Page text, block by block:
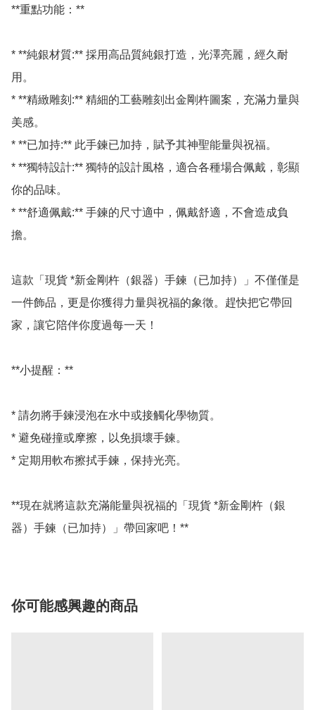
**重點功能：**
* **純銀材質:** 採用高品質純銀打造，光澤亮麗，經久耐
用。
* **精緻雕刻:** 精細的工藝雕刻出金剛杵圖案，充滿力量與
美感。
* **已加持:** 此手鍊已加持，賦予其神聖能量與祝福。
* **獨特設計:** 獨特的設計風格，適合各種場合佩戴，彰顯
你的品味。
* **舒適佩戴:** 手鍊的尺寸適中，佩戴舒適，不會造成負
擔。
這款「現貨 *新金剛杵（銀器）手鍊（已加持）」不僅僅是
一件飾品，更是你獲得力量與祝福的象徵。趕快把它帶回
家，讓它陪伴你度過每一天！
**小提醒：**
* 請勿將手鍊浸泡在水中或接觸化學物質。
* 避免碰撞或摩擦，以免損壞手鍊。
* 定期用軟布擦拭手鍊，保持光亮。
**現在就將這款充滿能量與祝福的「現貨 *新金剛杵（銀
器）手鍊（已加持）」帶回家吧！**
你可能感興趣的商品